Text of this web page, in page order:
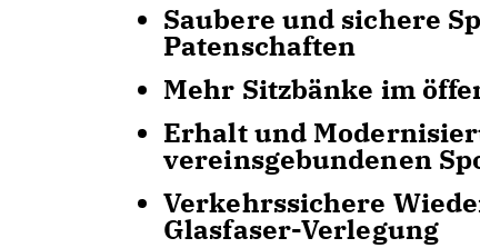
Saubere und sichere
Patenschaften
Mehr Sitzbänke im
Erhalt und
vereinsgebundenen
Verkehrssichere
Glasfaser-Verlegung